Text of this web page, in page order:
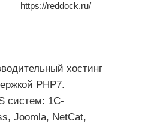
https://reddock.ru/
хостинг
PHP7.
систем: 1С-
Joomla, NetCat,